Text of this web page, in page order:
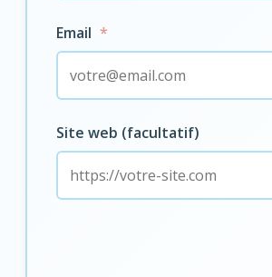
Email *
Site web (facultatif)